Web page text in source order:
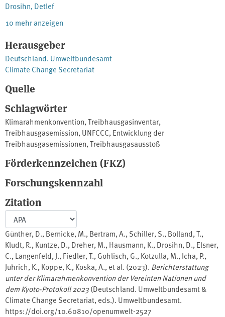
Drosihn, Detlef
10 mehr anzeigen
Herausgeber
Deutschland. Umweltbundesamt
Climate Change Secretariat
Quelle
Schlagwörter
Klimarahmenkonvention,Treibhausgasinventar,
Treibhausgasemission, UNFCCC, Entwicklung der
Treibhausgasemissionen,Treibhausgasausstoß
Förderkennzeichen (FKZ)
Forschungskennzahl
Zitation
Günther, D., Bernicke, M., Bertram, A., Schiller, S., Bolland, T.,
Kludt, R., Kuntze, D., Dreher, M., Hausmann, K., Drosihn, D., Elsner,
C., Langenfeld, J., Fiedler, T., Gohlisch, G., Kotzulla, M., Icha, P.,
Juhrich, K., Koppe, K., Koska, A., et al. (2023). Berichterstattung
unter der Klimarahmenkonvention der Vereinten Nationen und
dem Kyoto-Protokoll 2023(Deutschland. Umweltbundesamt &
Climate Change Secretariat, eds.). Umweltbundesamt.
https://doi.org/10.60810/openumwelt-2527